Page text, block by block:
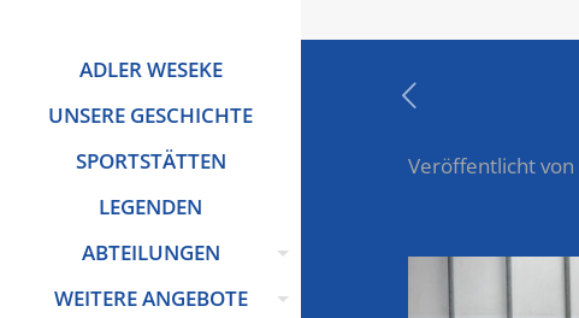
ADLER WESEKE
UNSERE GESCHICHTE
SPORTSTÄTTEN
LEGENDEN
ABTEILUNGEN
WEITERE ANGEBOTE
Veröffentlicht von